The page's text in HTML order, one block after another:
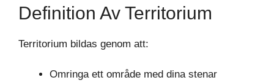
Definition Av Territorium
Territorium bildas genom att:
Omringa ett område med dina stenar